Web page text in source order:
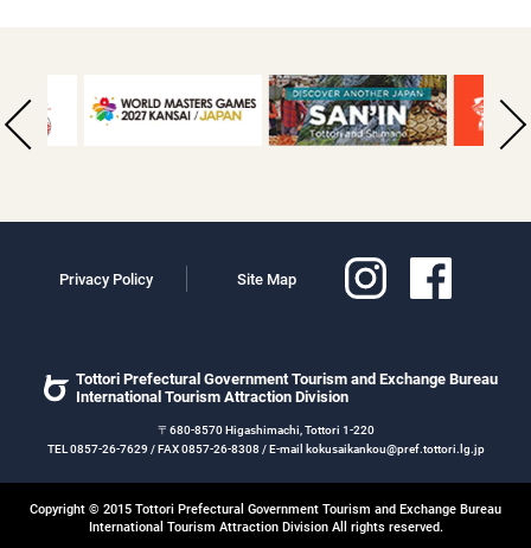
Privacy Policy Site Map
Tottori Prefectural Government Tourism and Exchange Bureau
International Tourism Attraction Division
〒680-8570 Higashimachi, Tottori 1-220
TEL 0857-26-7629 / FAX 0857-26-8308 / E-mail kokusaikankou@pref.tottori.lg.jp
Copyright © 2015 Tottori Prefectural Government Tourism and Exchange Bureau
International Tourism Attraction Division All rights reserved.